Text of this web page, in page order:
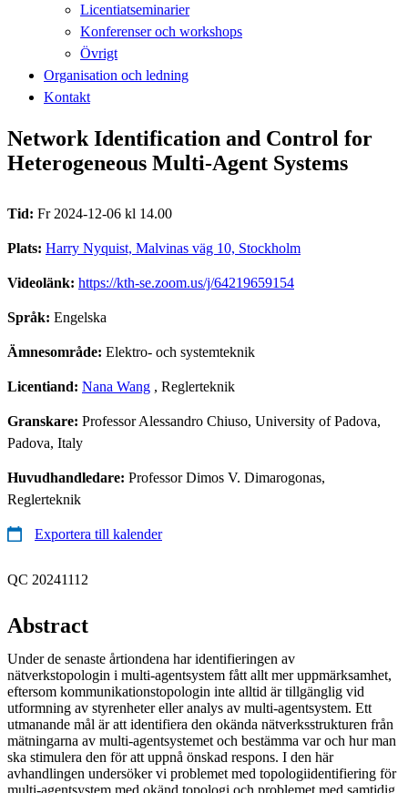
Licentiatseminarier
Konferenser och workshops
Övrigt
Organisation och ledning
Kontakt
Network Identification and Control for
Heterogeneous Multi-Agent Systems
Tid: Fr 2024-12-06 kl 14.00
Plats: Harry Nyquist, Malvinas väg 10, Stockholm
Videolänk: https://kth-se.zoom.us/j/64219659154
Språk: Engelska
Ämnesområde: Elektro- och systemteknik
Licentiand: Nana Wang , Reglerteknik
Granskare: Professor Alessandro Chiuso, University of Padova,
Padova, Italy
Huvudhandledare: Professor Dimos V. Dimarogonas,
Reglerteknik
Exportera till kalender
QC 20241112
Abstract
Under de senaste årtiondena har identifieringen av
nätverkstopologin i multi-agentsystem fått allt mer uppmärksamhet,
eftersom kommunikationstopologin inte alltid är tillgänglig vid
utformning av styrenheter eller analys av multi-agentsystem. Ett
utmanande mål är att identifiera den okända nätverksstrukturen från
mätningarna av multi-agentsystemet och bestämma var och hur man
ska stimulera den för att uppnå önskad respons. I den här
avhandlingen undersöker vi problemet med topologiidentifiering för
multi-agentsystem med okänd topologi och problemet med samtidig